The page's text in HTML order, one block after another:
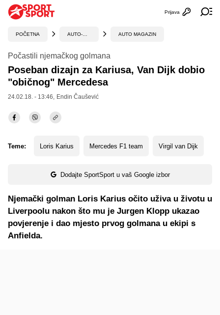
Otvori
Prijava
POČETNA AUTO MAGAZIN
Počastili njemačkog golmana
Poseban dizajn za Kariusa, Van Dijk dobio
"običnog" Mercedesa
24.02.18. - 13:46, Endin Čaušević
Teme: Loris Karius Mercedes F1 team Virgil van Dijk
Dodajte SportSport u vaš Google izbor
Njemački golman Loris Karius očito uživa u životu u
Liverpoolu nakon što mu je Jurgen Klopp ukazao
povjerenje i dao mjesto prvog golmana u ekipi s
Anfielda.